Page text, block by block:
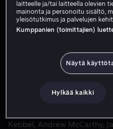
uuden bänditoverisa,
Jim päästävät sisäisen
Kebbel
Andrew McCarthy
laitteelle ja/tai laitteella olevien
mainonta ja personoitu sisältö,
yleisötutkimus ja palvelujen
Kumppanien (toimittajien)
Näytä
Hylkää kaikki